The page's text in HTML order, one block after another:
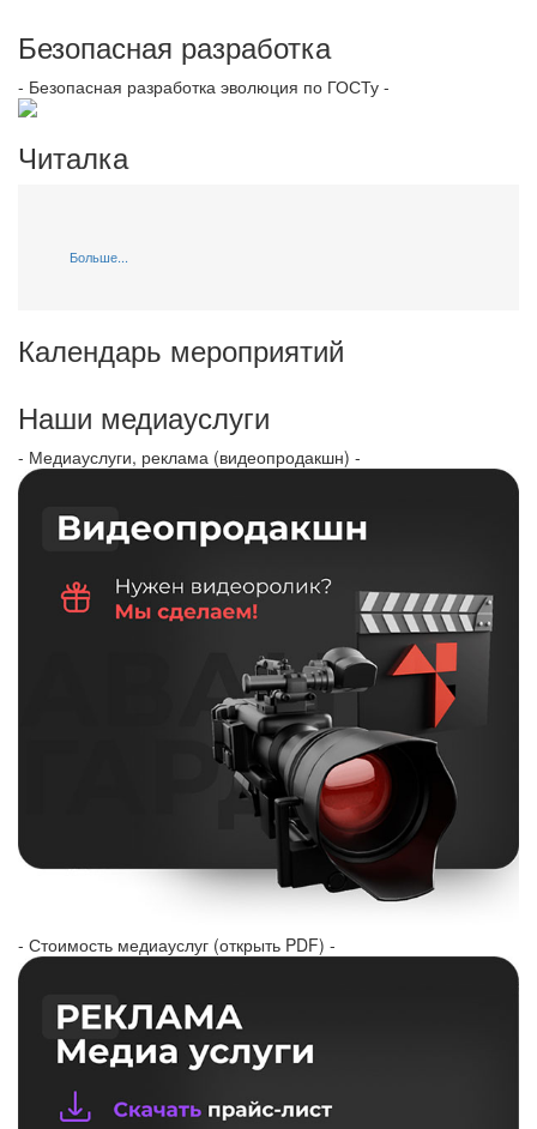
Безопасная разработка
- Безопасная разработка эволюция по ГОСТу -
Читалка
Больше...
Календарь мероприятий
Наши медиауслуги
- Медиауслуги, реклама (видеопродакшн) -
- Стоимость медиауслуг (открыть PDF) -